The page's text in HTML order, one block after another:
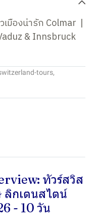
เมืองน่ารัก Colmar |
& Innsbruck
tours,
ทัวร์สวิส
ลิกเตนสไตน์
- 10 วัน